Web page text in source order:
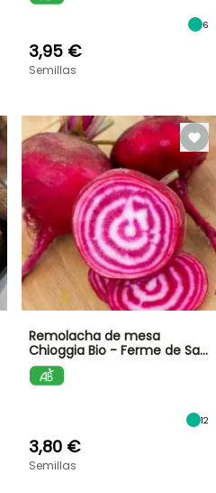
6
3,95 €
Semillas
Remolacha de mesa
Chioggia Bio - Ferme de Sa…
12
3,80 €
Semillas